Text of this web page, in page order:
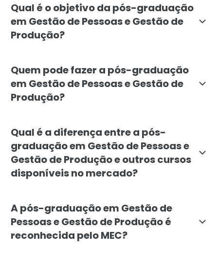
Qual é o objetivo da pós-graduação
em Gestão de Pessoas e Gestão de
Produção?
Quem pode fazer a pós-graduação
em Gestão de Pessoas e Gestão de
Produção?
Qual é a diferença entre a pós-
graduação em Gestão de Pessoas e
Gestão de Produção e outros cursos
disponíveis no mercado?
A pós-graduação em Gestão de
Pessoas e Gestão de Produção é
reconhecida pelo MEC?